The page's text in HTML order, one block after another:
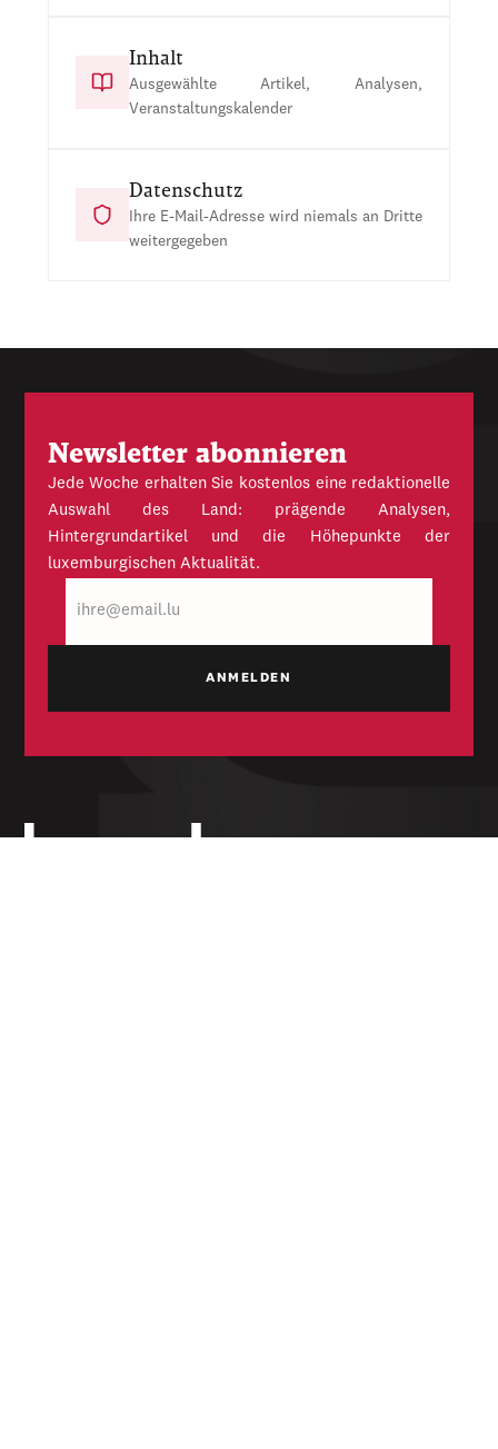
Inhalt
Ausgewählte Artikel, Analysen,
Veranstaltungskalender
Datenschutz
Ihre E-Mail-Adresse wird niemals an Dritte
weitergegeben
Newsletter abonnieren
Jede Woche erhalten Sie kostenlos eine redaktionelle
Auswahl des Land: prägende Analysen,
Hintergrundartikel und die Höhepunkte der
luxemburgischen Aktualität.
Mail